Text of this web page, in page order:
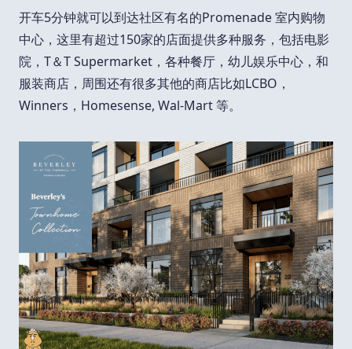
开车5分钟就可以到达社区有名的Promenade 室内购物
中心，这里有超过150家的店面提供多种服务，包括电影
院，T＆T Supermarket，各种餐厅，幼儿娱乐中心，和
服装商店，周围还有很多其他的商店比如LCBO，
Winners，Homesense, Wal-Mart 等。